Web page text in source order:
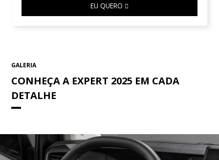
EU QUERO
CONHEÇA A EXPERT 2025 EM CADA
DETALHE